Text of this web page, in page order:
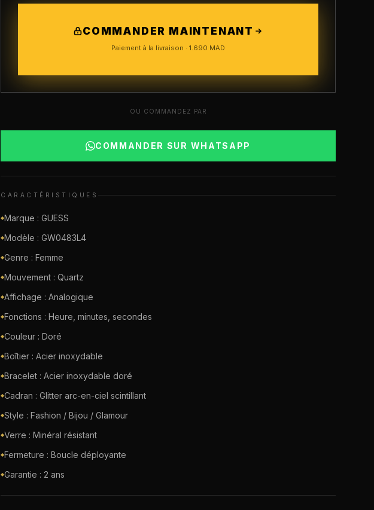
COMMANDER MAINTENANT
Paiement à la livraison · 1.690 MAD
OU COMMANDEZ PAR
COMMANDER SUR WHATSAPP
CARACTÉRISTIQUES
◆Marque : GUESS
◆Modèle : GW0483L4
◆Genre : Femme
◆Mouvement : Quartz
◆Affichage : Analogique
◆Fonctions : Heure, minutes, secondes
◆Couleur : Doré
◆Boîtier : Acier inoxydable
◆Bracelet : Acier inoxydable doré
◆Cadran : Glitter arc-en-ciel scintillant
◆Style : Fashion / Bijou / Glamour
◆Verre : Minéral résistant
◆Fermeture : Boucle déployante
◆Garantie : 2 ans